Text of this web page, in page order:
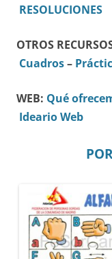
RESOLUCIONES
OTROS
Cuadros–
WEB: Qué
Ideario Web